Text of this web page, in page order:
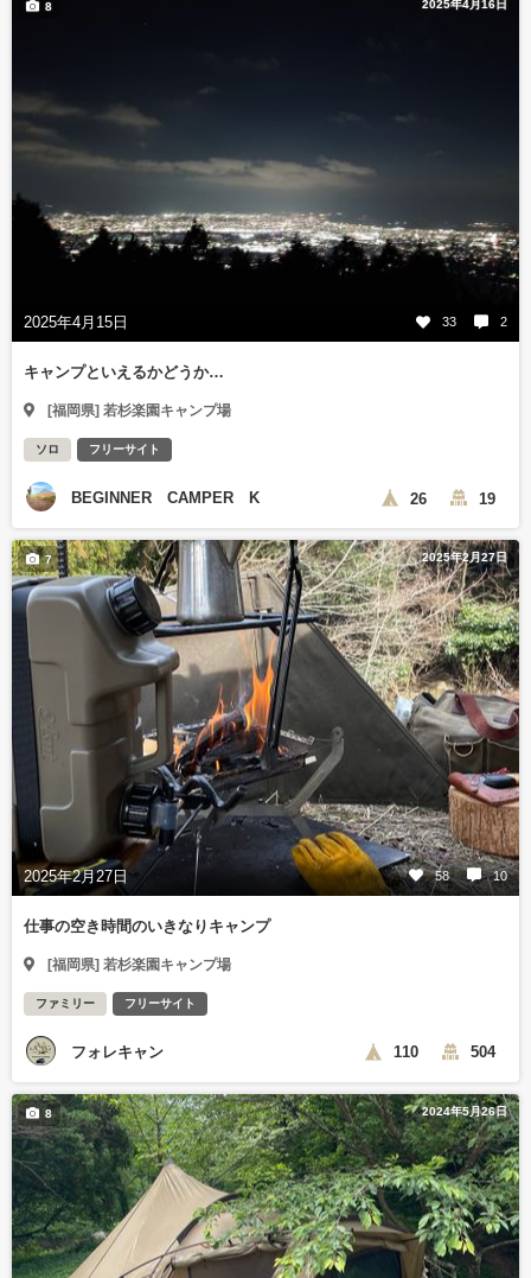
2025年4月16日
2025年4月15日 33 2
8
キャンプといえるかどうか…
[福岡県] 若杉楽園キャンプ場
ソロ フリーサイト
BEGINNER CAMPER K 26 19
2025年2月27日
2025年2月27日 58 10
7
仕事の空き時間のいきなりキャンプ
[福岡県] 若杉楽園キャンプ場
ファミリー フリーサイト
フォレキャン 110 504
2024年5月26日
8